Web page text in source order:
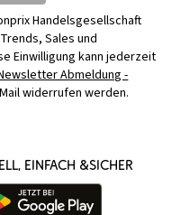
Handelsgesellschaft
Sales und
Einwilligung kann jederzeit
Abmeldung -
widerrufen werden.
EINFACH &SICHER